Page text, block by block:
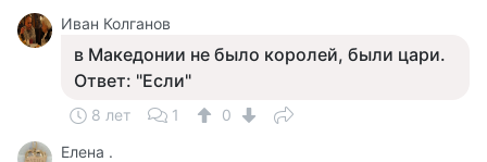
Иван Колганов
в Македонии не было королей, были цари.
Ответ: "Если"
8 лет 1
0
Елена .